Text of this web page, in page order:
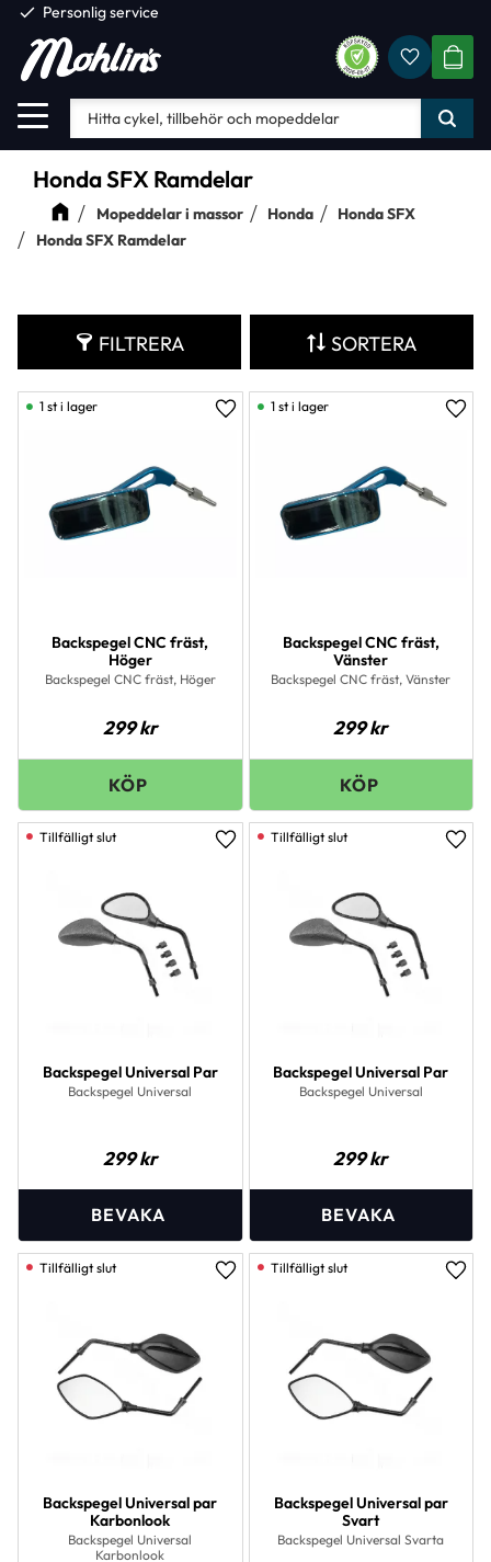
Meny
check Personlig service
Honda SFX Ramdelar
Mopeddelar i massor Honda
Honda SFX
Honda SFX Ramdelar
FILTRERA SORTERA
Backspegel CNC fräst,
Höger
Backspegel CNC fräst, Höger
299kr
Lägg till i favoriter
1 st i lager
Backspegel CNC fräst,
Vänster
Backspegel CNC fräst, Vänster
299kr
1 st i lager
Backspegel Universal Par
Backspegel Universal
299kr
Lägg till i favoriter
Backspegel Universal Par
Backspegel Universal
299kr
Backspegel Universal par
Karbonlook
Backspegel Universal
Karbonlook
Lägg till i favoriter
Backspegel Universal par
Svart
Backspegel Universal Svarta